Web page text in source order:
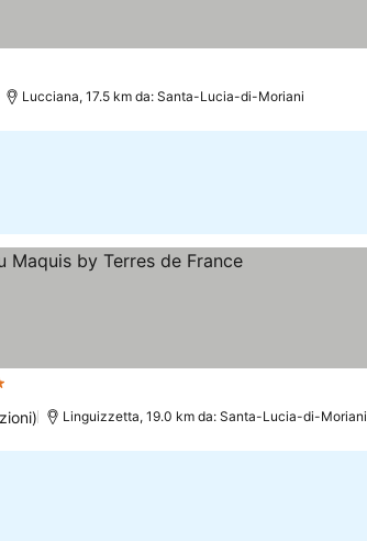
Lucciana, 17.5 km da: Santa-Lucia-di-Moriani
Linguizzetta, 19.0 km da: Santa-Lucia-di-Moriani